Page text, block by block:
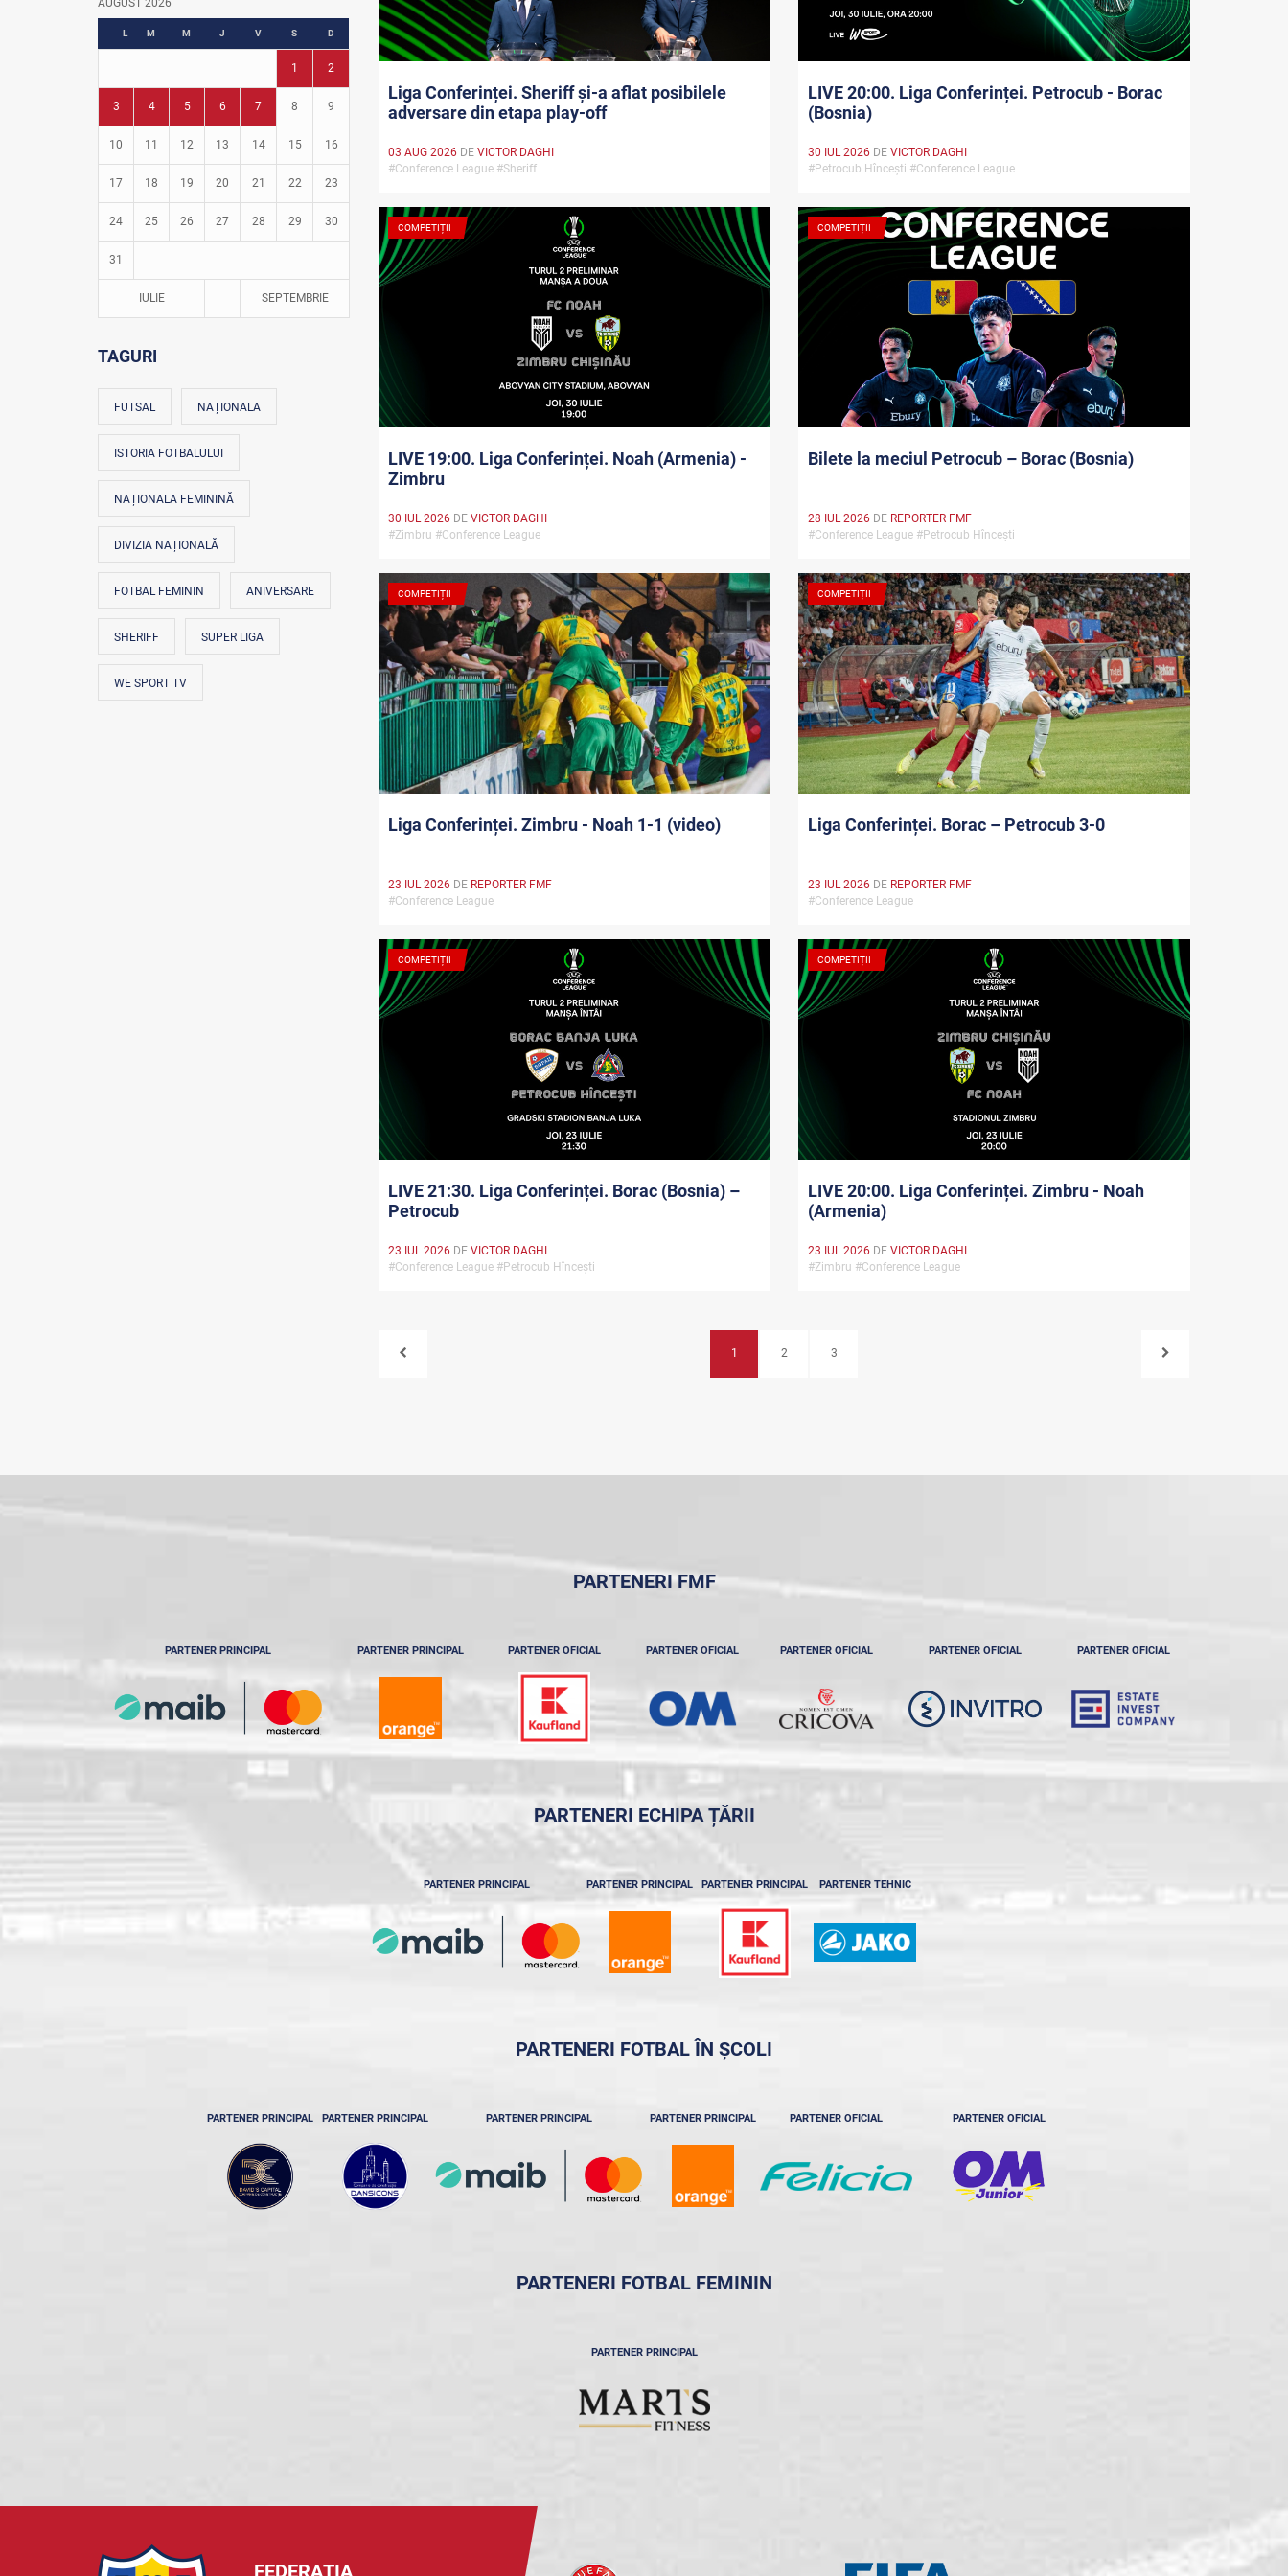
Fotbal în grădinițe
AUGUST 2026
L M M J V S D
1 2
3 4 5 6 7 8 9
10 11 12 13 14 15 16
17 18 19 20 21 22 23
24 25 26 27 28 29 30
31
IULIE SEPTEMBRIE
TAGURI
FUTSAL NAȚIONALA
ISTORIA FOTBALULUI
NAȚIONALA FEMININĂ
DIVIZIA NAȚIONALĂ
FOTBAL FEMININ ANIVERSARE
SHERIFF SUPER LIGA
WE SPORT TV
Liga Conferinței. Sheriff și-a aflat posibilele
adversare din etapa play-off
03 AUG 2026DE VICTOR DAGHI
#Conference League #Sheriff
LIVE 20:00. Liga Conferinței. Petrocub - Borac
(Bosnia)
30 IUL 2026 DEVICTOR DAGHI
#Petrocub Hîncești #Conference League
COMPETIȚII
LIVE 19:00. Liga Conferinței. Noah (Armenia) -
Zimbru
30 IUL 2026DE VICTOR DAGHI
#Zimbru #Conference League
COMPETIȚII
Bilete la meciul Petrocub – Borac (Bosnia)
28 IUL 2026 DE REPORTER FMF
#Conference League #Petrocub Hîncești
COMPETIȚII
Liga Conferinței. Zimbru - Noah 1-1 (video)
23 IUL 2026DE REPORTER FMF
#Conference League
COMPETIȚII
Liga Conferinței. Borac – Petrocub 3-0
23 IUL 2026 DE REPORTER FMF
#Conference League
COMPETIȚII
LIVE 21:30. Liga Conferinței. Borac (Bosnia) –
Petrocub
23 IUL 2026DE VICTOR DAGHI
#Conference League #Petrocub Hîncești
COMPETIȚII
LIVE 20:00. Liga Conferinței. Zimbru - Noah
(Armenia)
23 IUL 2026 DEVICTOR DAGHI
#Zimbru #Conference League
1 2 3
PARTENERI FMF
PARTENER PRINCIPAL PARTENER PRINCIPAL PARTENER OFICIAL PARTENER OFICIAL PARTENER OFICIAL PARTENER OFICIAL PARTENER OFICIAL
PARTENERI ECHIPA ȚĂRII
PARTENER PRINCIPAL PARTENER PRINCIPAL PARTENER PRINCIPAL PARTENER TEHNIC
PARTENERI FOTBAL ÎN ȘCOLI
PARTENER PRINCIPAL PARTENER PRINCIPAL PARTENER PRINCIPAL PARTENER PRINCIPAL PARTENER OFICIAL PARTENER OFICIAL
PARTENERI FOTBAL FEMININ
PARTENER PRINCIPAL
FEDERAȚIA